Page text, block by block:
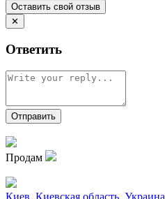
✕
Ответить
Продам
Киев Киевская область Украина